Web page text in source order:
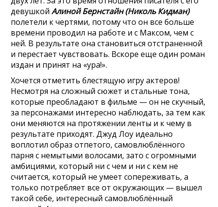
девушкойАлиной Бернстайн (Николь Кидман)
полетели к чертями, потому что он все больше
времени проводил на работе и с Максом, чем с
ней. В результате она становиться отстраненной
и перестает чувствовать. Вскоре еще один роман
издан и принят на «ура!».
Хочется отметить блестящую игру актеров!
Несмотря на сложный сюжет и стальные тона,
которые преобладают в фильме — он не скучный,
за персонажами интересно наблюдать, за тем как
они меняются на протяжении ленты и к чему в
результате приходят. Джуд Лоу идеально
воплотил образ отпетого, самовлюблённого
парня с немытыми волосами, зато с огромными
амбициями, который ни с чем и ни с кем не
считается, который не умеет сопереживать, а
только потребляет все от окружающих — вышел
такой себе, интересный самовлюблённый